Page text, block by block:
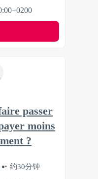
passer
moins
?
约30分钟